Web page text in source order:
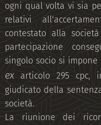
ogni qual volta vi sia
relativi
contestato alla
partecipazione
singolo socio si
ex articolo 295 cpc,
giudicato della
società.
La riunione dei